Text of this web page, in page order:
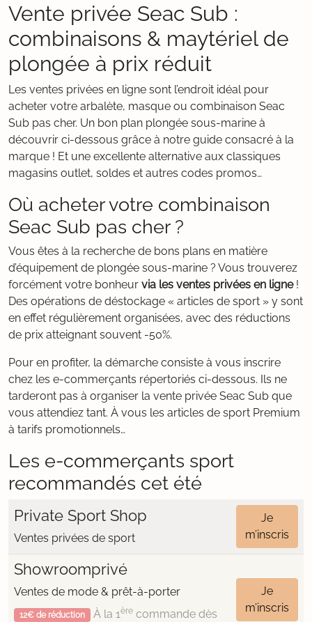
Vente privée Seac Sub :
combinaisons & maytériel de
plongée à prix réduit
Les ventes privées en ligne sont l’endroit idéal pour
acheter votre arbalète, masque ou combinaison Seac
Sub pas cher. Un bon plan plongée sous-marine à
découvrir ci-dessous grâce à notre guide consacré à la
marque ! Et une excellente alternative aux classiques
magasins outlet, soldes et autres codes promos…
Où acheter votre combinaison
Seac Sub pas cher ?
Vous êtes à la recherche de bons plans en matière
d’équipement de plongée sous-marine ? Vous trouverez
forcément votre bonheur via les ventes privées en ligne!
Des opérations de déstockage « articles de sport » y sont
en effet régulièrement organisées, avec des réductions
de prix atteignant souvent -50%.
Pour en profiter, la démarche consiste à vous inscrire
chez les e-commerçants répertoriés ci-dessous. Ils ne
tarderont pas à organiser la vente privée Seac Sub que
vous attendiez tant. À vous les articles de sport Premium
à tarifs promotionnels…
Les e-commerçants sport
recommandés cet été
Private Sport Shop
Ventes privées de sport
Je
m’inscris
Showroomprivé
Ventes de mode & prêt-à-porter
12€ de réduction À la 1èrecommande dès
Je
m’inscris